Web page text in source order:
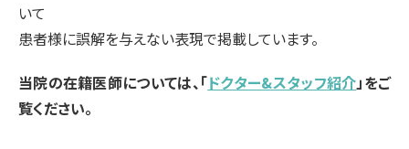
いて
患者様に誤解を与えない表現で掲載しています。
当院の在籍医師については、「ドクター&スタッフ紹介」をご
覧ください。